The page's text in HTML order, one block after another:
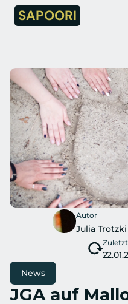
SAPOORI
Autor
Julia Trotzki
News
JGA auf